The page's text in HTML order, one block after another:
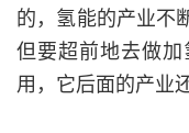
的，氢能的产业不
但要超前地去做
用，它后面的产业